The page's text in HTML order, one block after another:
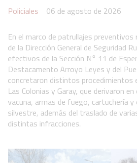
Policiales 06 de agosto de 2026
En el marco de patrullajes preventivos
de la Dirección General de Seguridad
efectivos de la Sección N° 11 de
Destacamento Arroyo Leyes y del
concretaron distintos procedimientos
Las Colonias y Garay, que derivaron
vacuna, armas de fuego, cartuchería
silvestre, además del traslado de
distintas infracciones.